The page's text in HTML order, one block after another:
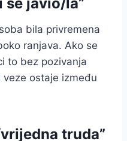
bila privremena
ranjava. Ako se
to bez pozivanja
ostaje između
truda”